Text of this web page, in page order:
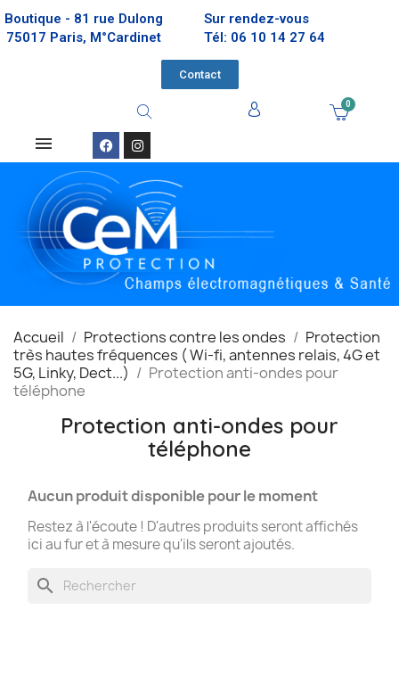
Boutique - 81 rue Dulong
75017 Paris, M°Cardinet
Sur rendez-vous
Tél: 06 10 14 27 64
Contact
Accueil Protections contre les ondes
Protection
très hautes fréquences ( Wi-fi, antennes relais, 4G et
5G, Linky, Dect...)
Protection anti-ondes pour
téléphone
Protection anti-ondes pour
téléphone
Aucun produit disponible pour le moment
Restez à l'écoute ! D'autres produits seront affichés
ici au fur et à mesure qu'ils seront ajoutés.
search